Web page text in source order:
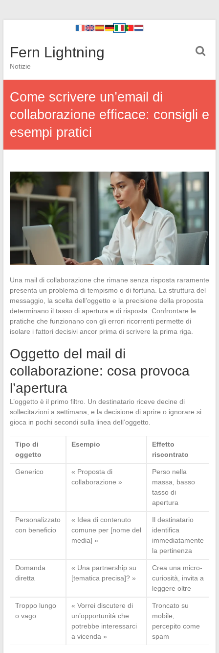
Fern Lightning
Notizie
Come scrivere un’email di
collaborazione efficace: consigli e
esempi pratici
Una mail di collaborazione che rimane senza risposta raramente
presenta un problema di tempismo o di fortuna. La struttura del
messaggio, la scelta dell’oggetto e la precisione della proposta
determinano il tasso di apertura e di risposta. Confrontare le
pratiche che funzionano con gli errori ricorrenti permette di
isolare i fattori decisivi ancor prima di scrivere la prima riga.
Oggetto del mail di
collaborazione: cosa provoca
l’apertura
L’oggetto è il primo filtro. Un destinatario riceve decine di
sollecitazioni a settimana, e la decisione di aprire o ignorare si
gioca in pochi secondi sulla linea dell’oggetto.
Tipo di
oggetto
Esempio
Effetto
riscontrato
Generico
« Proposta di
collaborazione »
Perso nella
massa, basso
tasso di
apertura
Personalizzato
con beneficio
« Idea di contenuto
comune per [nome del
media] »
Il destinatario
identifica
immediatamente
la pertinenza
Domanda
diretta
« Una partnership su
[tematica precisa]? »
Crea una micro-
curiosità, invita a
leggere oltre
Troppo lungo
o vago
« Vorrei discutere di
un’opportunità che
potrebbe interessarci
a vicenda »
Troncato su
mobile,
percepito come
spam